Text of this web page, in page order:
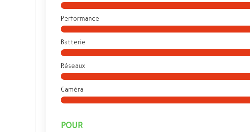
Performance
Batterie
Réseaux
Caméra
POUR